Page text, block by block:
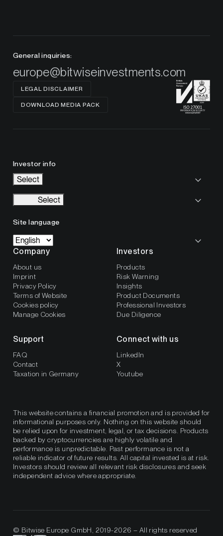
General inquiries:
europe@bitwiseinvestments.com
LEGAL DISCLAIMER
DOWNLOAD MEDIA PACK
Investor info
Select
Select
Site language
Company
About us
Imprint
Privacy Policy
Terms of Website
Cookies policy
Manage Cookies
Investors
Products
Risk Warning
Insights
Product Documents
Professional Investors
Due Diligence
Support
FAQ
Contact
Taxation in Germany
Connect with us
LinkedIn
X
Youtube
This website contains a financial promotion and is provided for
informational purposes only. Nothing on this website should
be relied upon for investment, legal, or tax decisions. Products
backed by cryptocurrencies are highly volatile and
performance is unpredictable. Past performance is not a
reliable indicator of future results. All capital invested is at risk.
Investors should review all relevant risk disclosures and seek
independent advice where appropriate.
© Bitwise Europe GmbH, 2019-2026 – All rights reserved